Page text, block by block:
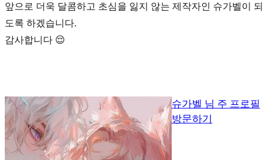
앞으로 더욱 달콤하고 초심을 잃지 않는 제작자인 슈가벨이 되
도록 하겠습니다.
감사합니다 😌
슈가벨 님 주 프로필
방문하기